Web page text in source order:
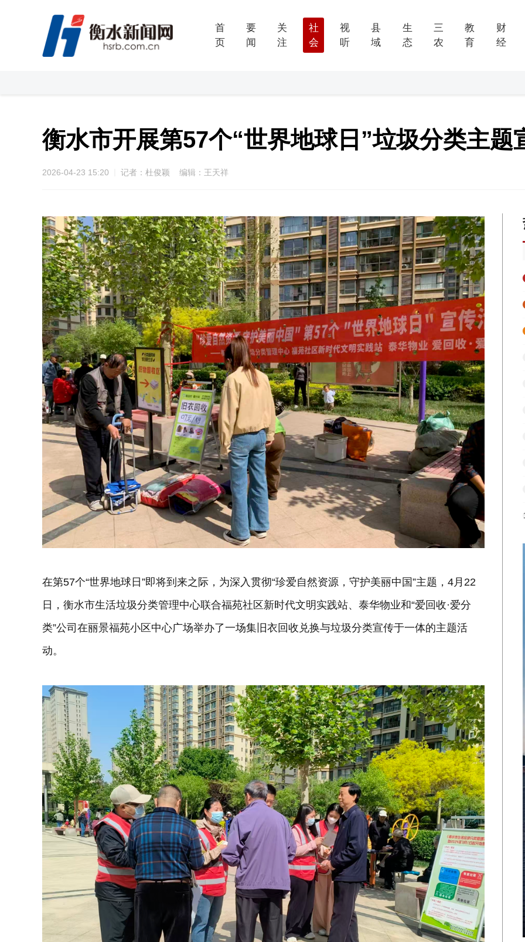
首
页
要
闻
关
注
社
会
视
听
县
域
生
态
三
农
教
育
财
经
衡水市开展第57个“世界地球日”垃圾分类主题
2026-04-23 15:20 记者：杜俊颖 编辑：王天祥
在第57个“世界地球日”即将到来之际，为深入贯彻“珍爱自然资源，守护美丽中国”主题，4月22
日，衡水市生活垃圾分类管理中心联合福苑社区新时代文明实践站、泰华物业和“爱回收·爱分
类”公司在丽景福苑小区中心广场举办了一场集旧衣回收兑换与垃圾分类宣传于一体的主题活
动。